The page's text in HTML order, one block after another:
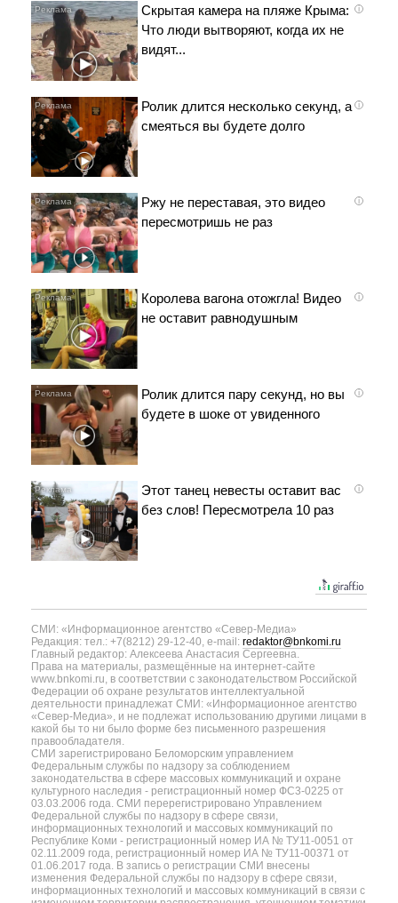
i
Скрытая камера на пляже Крыма:
Что люди вытворяют, когда их не
видят...
i
Ролик длится несколько секунд, а
смеяться вы будете долго
i
Ржу не переставая, это видео
пересмотришь не раз
i
Королева вагона отожгла! Видео
не оставит равнодушным
i
Ролик длится пару секунд, но вы
будете в шоке от увиденного
i
Этот танец невесты оставит вас
без слов! Пересмотрела 10 раз
СМИ: «Информационное агентство «Север-Медиа»
Редакция: тел.: +7(8212) 29-12-40, e-mail: redaktor@bnkomi.ru
Главный редактор: Алексеева Анастасия Сергеевна.
Права на материалы, размещённые на интернет-сайте
www.bnkomi.ru, в соответствии с законодательством Российской
Федерации об охране результатов интеллектуальной
деятельности принадлежат СМИ: «Информационное агентство
«Север-Медиа», и не подлежат использованию другими лицами в
какой бы то ни было форме без письменного разрешения
правообладателя.
СМИ зарегистрировано Беломорским управлением
Федеральным службы по надзору за соблюдением
законодательства в сфере массовых коммуникаций и охране
культурного наследия - регистрационный номер ФС3-0225 от
03.03.2006 года. СМИ перерегистрировано Управлением
Федеральной службы по надзору в сфере связи,
информационных технологий и массовых коммуникаций по
Республике Коми - регистрационный номер ИА № ТУ11-0051 от
02.11.2009 года, регистрационный номер ИА № ТУ11-00371 от
01.06.2017 года. В запись о регистрации СМИ внесены
изменения Федеральной службы по надзору в сфере связи,
информационных технологий и массовых коммуникаций в связи с